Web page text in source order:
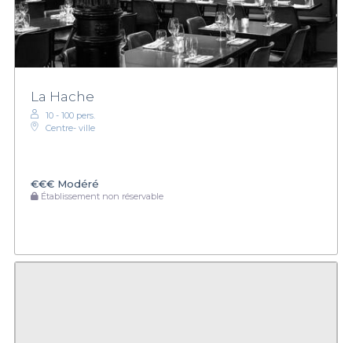
La Hache
10 - 100 pers.
Centre- ville
€€€ Modéré
Établissement non réservable